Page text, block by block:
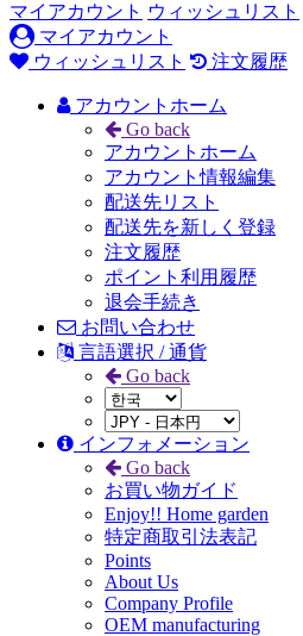
マイアカウント ウィッシュリスト
マイアカウント
ウィッシュリスト
注文履歴
アカウントホーム
Go back
アカウントホーム
アカウント情報編集
配送先リスト
配送先を新しく登録
注文履歴
ポイント利用履歴
退会手続き
お問い合わせ
言語選択 / 通貨
Go back
インフォメーション
Go back
お買い物ガイド
Enjoy!! Home garden
特定商取引法表記
Points
About Us
Company Profile
OEM manufacturing